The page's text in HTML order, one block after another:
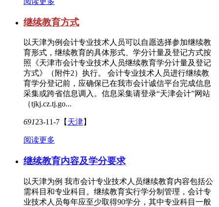
继续教育方式
以天津为例会计专业技术人员可以自愿选择参加继续教
育形式，继续教育的具体形式、学分计量及登记方式按
照《天津市会计专业技术人员继续教育学分计量及登记
方式》（附件2）执行。 会计专业技术人员进行继续教
育学分登记前，应确保已在我市会计诚信平台完成信息
采集或跨省信息调入。信息采集请登录“天津会计”网站
（tjkj.cz.tj.go...
69123-11-7 【 天津】
阅读更多
继续教育内容及学分要求
以天津为例 我市会计专业技术人员继续教育内容包括公
需科目和专业科目。继续教育实行学分制管理，会计专
业技术人员每年应至少取得90学分，其中专业科目一般